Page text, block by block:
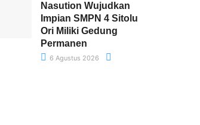
Nasution Wujudkan
Impian SMPN 4 Sitolu
Ori Miliki Gedung
Permanen
6 Agustus 2026